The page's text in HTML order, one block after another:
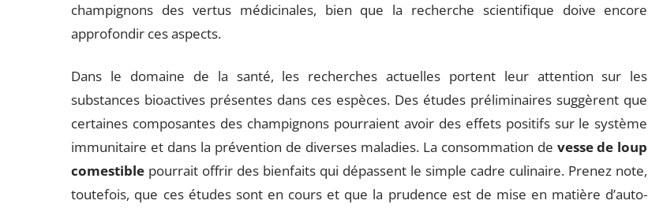
champignons des vertus médicinales, bien que la recherche scientifique doive encore
approfondir ces aspects.
Dans le domaine de la santé, les recherches actuelles portent leur attention sur les
substances bioactives présentes dans ces espèces. Des études préliminaires suggèrent que
certaines composantes des champignons pourraient avoir des effets positifs sur le système
immunitaire et dans la prévention de diverses maladies. La consommation de vesse de loup
comestible pourrait offrir des bienfaits qui dépassent le simple cadre culinaire. Prenez note,
toutefois, que ces études sont en cours et que la prudence est de mise en matière d’auto-